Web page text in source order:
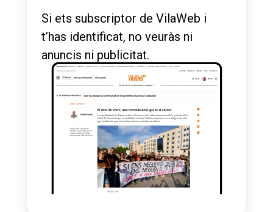
Si ets subscriptor de VilaWeb i
t’has identificat, no veuràs ni
anuncis ni publicitat.